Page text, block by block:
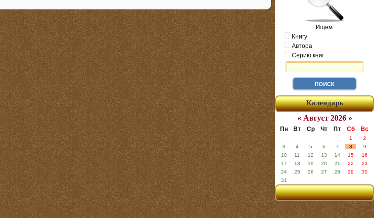
Ищем:
Книгу
Автора
Серию книг
Календарь
« Август 2026 »
Пн Вт Ср Чт Пт Сб Вс
1
2
3
4 5 6 7 8
9
10
11 12 13 14 15
16
17
18 19 20 21 22
23
24
25 26 27 28 29
30
31